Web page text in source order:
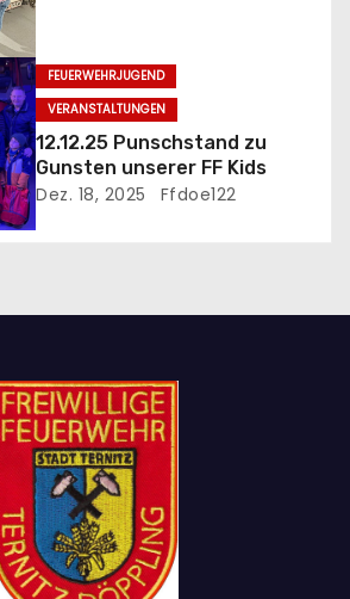
FEUERWEHRJUGEND
VERANSTALTUNGEN
12.12.25 Punschstand zu
Gunsten unserer FF Kids
Dez. 18, 2025 Ffdoe122